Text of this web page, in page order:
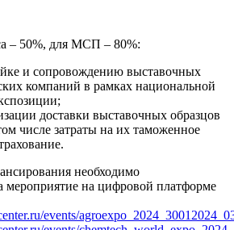
– 50%, для МСП – 80%:
и сопровождению выставочных
компаний в рамках национальной
доставки выставочных образцов
числе затраты на их таможенное
необходимо
мероприятие на цифровой платформе
events/